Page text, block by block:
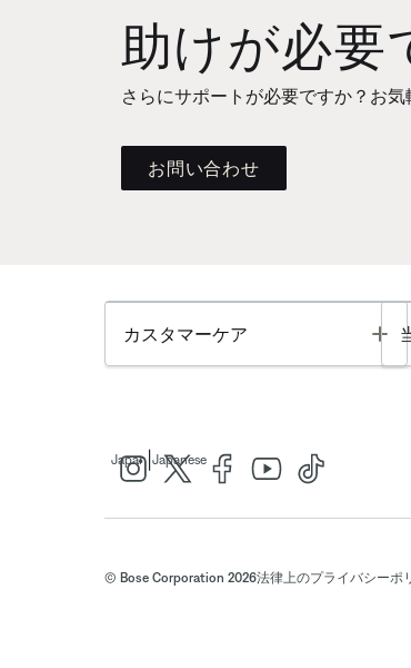
助けが必要
さらにサポートが必要ですか？お気
お問い合わせ
カスタマーケア
Japan Japanese
© Bose Corporation 2026法律上のプライバシーポ